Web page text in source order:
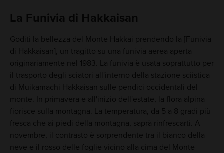
La Funivia di Hakkaisan
Goditi la bellezza del Monte Hakkai prendendo la [Funivia
di Hakkaisan], un tragitto su una funivia aerea aperta
originariamente nel 1983. La funivia è usata soprattutto per
il trasporto degli sciatori all'interno della stazione sciistica
di Muikamachi Hakkaisan sulle pendici occidentali del
monte. In primavera e all'inizio dell'estate, la flora alpina
fiorisce sulla montagna. La temperatura, da 5 a 8 gradi più
fresca che ai piedi della montagna, saprà rinfrescarti. A
novembre, il contrasto è sorprendente tra il bianco della
neve e il rosso delle foglie vicino alla cima del Monte